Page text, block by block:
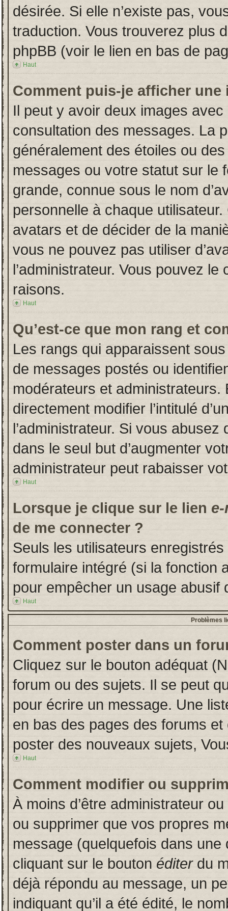
désirée. Si elle n’existe pas,
traduction. Vous trouverez plus
phpBB (voir le lien en bas de
Haut
Comment puis-je afficher une
Il peut y avoir deux images
consultation des messages. La
généralement des étoiles ou
messages ou votre statut sur le
grande, connue sous le nom
personnelle à chaque utilisateur.
avatars et de décider de la
vous ne pouvez pas utiliser
l’administrateur. Vous pouvez
raisons.
Haut
Qu’est-ce que mon rang et
Les rangs qui apparaissent
de messages postés ou
modérateurs et
directement modifier l’intitulé
l’administrateur. Si vous
dans le seul but d’augmenter
administrateur peut rabaisser
Haut
Lorsque je clique sur le lien
de me connecter ?
Seuls les utilisateurs
formulaire intégré (si la fonction
pour empêcher un usage abusif
Haut
Problèmes
Comment poster dans un
Cliquez sur le bouton adéquat
forum ou des sujets. Il se peut
pour écrire un message. Une
en bas des pages des forums
poster des nouveaux sujets,
Haut
Comment modifier ou
À moins d’être administrateur
ou supprimer que vos propres
message (quelquefois dans
cliquant sur le bouton éditerdu
déjà répondu au message, un
indiquant qu’il a été édité, le